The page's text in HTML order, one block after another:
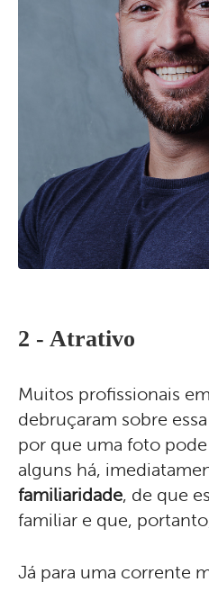
2 - Atrativo
Muitos profissionais
debruçaram sobre
por que uma foto pode
alguns há,
familiaridade, de que
familiar e que,
Já para uma corrente